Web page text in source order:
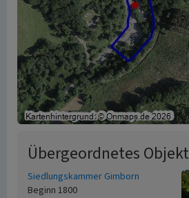
Übergeordnetes Objekt
Siedlungskammer Gimborn
Beginn 1800